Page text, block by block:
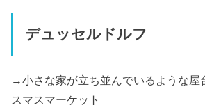
デュッセルドルフ
→小さな家が立ち並んでいるような屋
スマスマーケット